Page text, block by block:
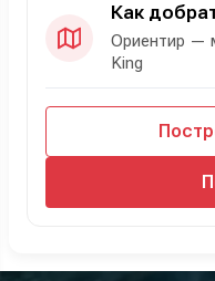
Как
Ориентир —
King